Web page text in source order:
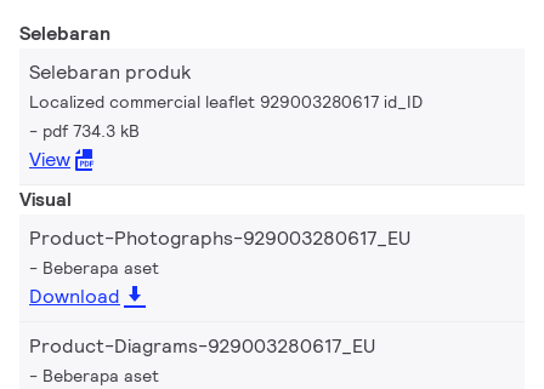
Selebaran
Selebaran produk
Localized commercial leaflet 929003280617 id_ID
pdf 734.3 kB
View
Visual
Product-Photographs-929003280617_EU
Beberapa aset
Download
Product-Diagrams-929003280617_EU
Beberapa aset